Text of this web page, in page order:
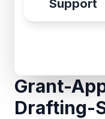
Support
Grant-
Drafting-